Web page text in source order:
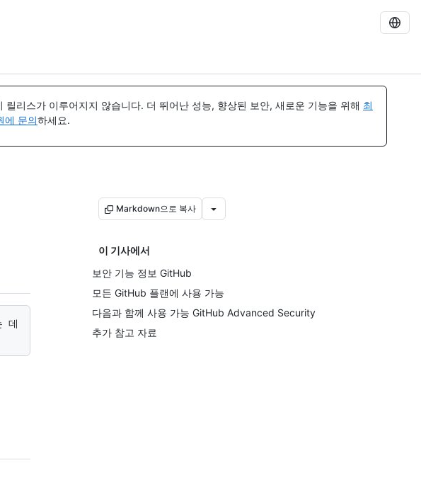
릴리스가 이루어지지 않습니다. 더 뛰어난 성능, 향상된 보안, 새로운 기능을 위해 최
에 문의하세요.
Markdown으로 복사
이 기사에서
보안 기능 정보 GitHub
모든 GitHub 플랜에 사용 가능
다음과 함께 사용 가능 GitHub Advanced Security
추가 참고 자료